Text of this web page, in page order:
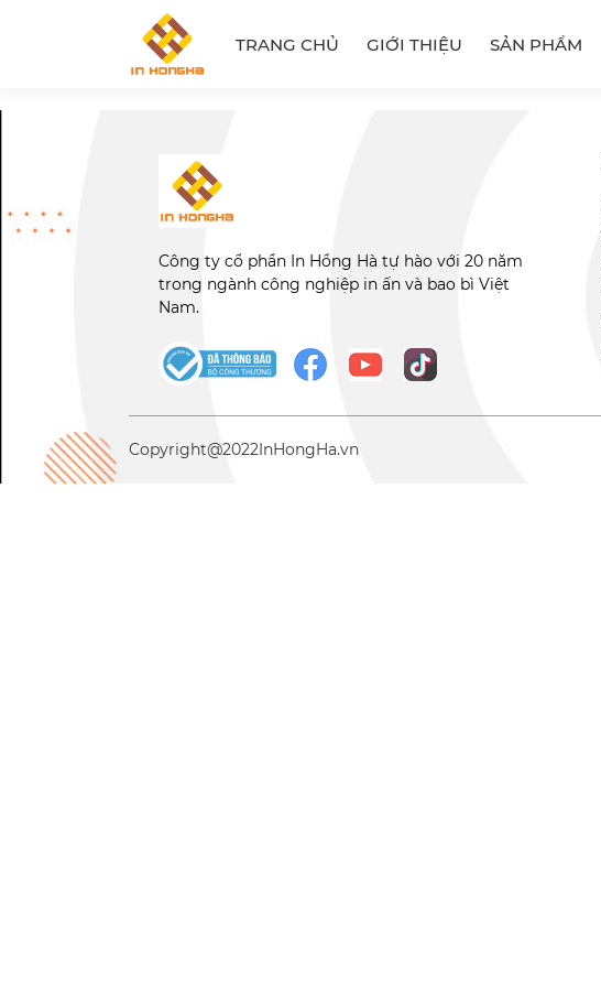
TRANG CHỦ GIỚI THIỆU SẢN PHẨM
Công ty cổ phần In Hồng Hà tự hào với 20 năm
trong ngành công nghiệp in ấn và bao bì Việt
Nam.
Copyright@2022InHongHa.vn